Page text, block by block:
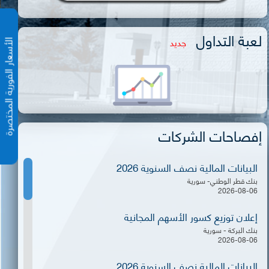
الأسعار لعبة التداول جديد
إفصاحات الشركات
البيانات المالية نصف السنوية 2026
بنك قطر الوطني- سورية
2026-08-06
إعلان توزيع كسور الأسهم المجانية
بنك البركة - سورية
2026-08-06